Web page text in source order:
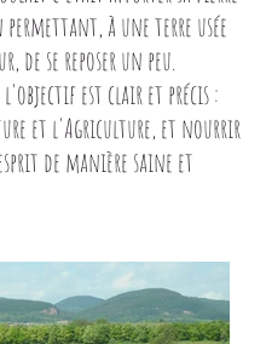
à une terre usée
de se reposer un peu.
est clair et précis :
et l'Agriculture, et nourrir
de manière saine et